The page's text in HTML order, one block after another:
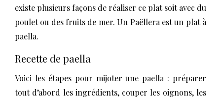
existe plusieurs façons de réaliser ce plat soit avec du
poulet ou des fruits de mer. Un Paëllera est un plat à
paella.
Recette de paella
Voici les étapes pour mijoter une paella : préparer
tout d’abord les ingrédients, couper les oignons, les